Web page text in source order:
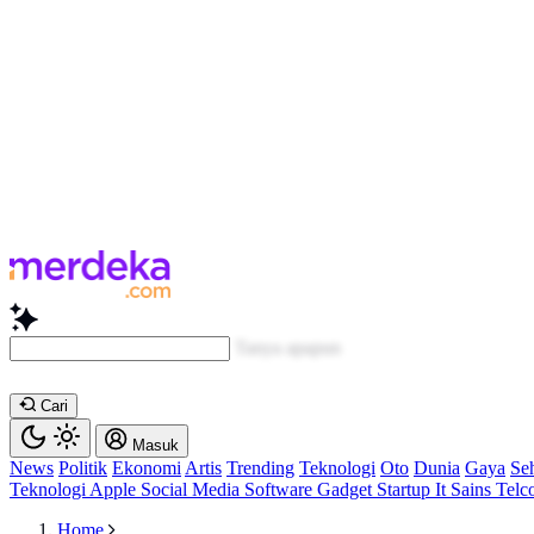
Baca lebih cep
Cari
Masuk
News Politik Ekonomi Artis Trending Teknologi Oto Dunia Gaya
Teknologi Apple Social Media Software Gadget Startup It Sains
Home